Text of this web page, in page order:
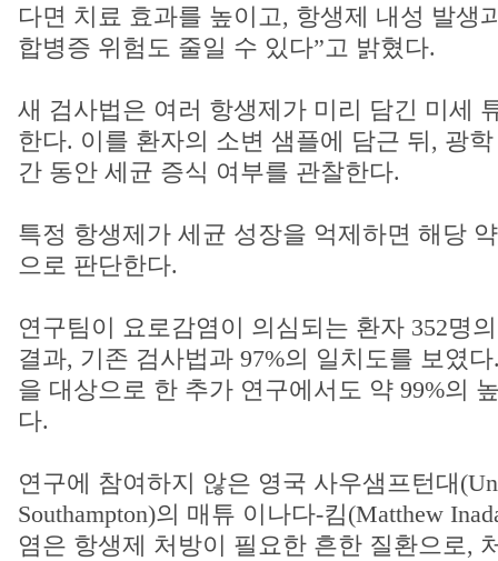
다면 치료 효과를 높이고, 항생제 내성 발생
합병증 위험도 줄일 수 있다”고 밝혔다.
새 검사법은 여러 항생제가 미리 담긴 미세
한다. 이를 환자의 소변 샘플에 담근 뒤, 광
간 동안 세균 증식 여부를 관찰한다.
특정 항생제가 세균 성장을 억제하면 해당
으로 판단한다.
연구팀이 요로감염이 의심되는 환자 352명
결과, 기존 검사법과 97%의 일치도를 보였
을 대상으로 한 추가 연구에서도 약 99%의
다.
연구에 참여하지 않은 영국 사우샘프턴대
Southampton)의 매튜 이나다-킴(Matthew
염은 항생제 처방이 필요한 흔한 질환으로,